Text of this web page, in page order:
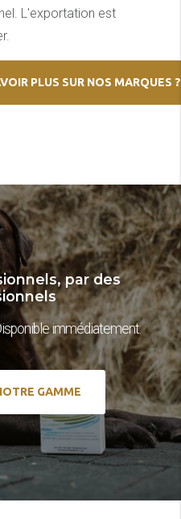
L'exportation est
PLUS SUR NOS MARQUES ?
par des
immédiatement.
GAMME